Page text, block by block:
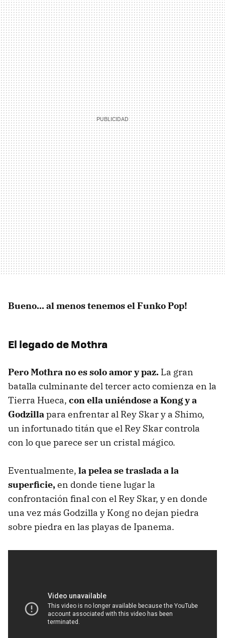
Bueno... al menos tenemos el Funko Pop!
El legado de Mothra
Pero Mothra no es solo amor y paz. La gran
batalla culminante del tercer acto comienza en la
Tierra Hueca, con ella uniéndose a Kong y a
Godzillapara enfrentar al Rey Skar y a Shimo,
un infortunado titán que el Rey Skar controla
con lo que parece ser un cristal mágico.
Eventualmente, la pelea se traslada a la
superficie,en donde tiene lugar la
confrontación final con el Rey Skar, y en donde
una vez más Godzilla y Kong no dejan piedra
sobre piedra en las playas de Ipanema.